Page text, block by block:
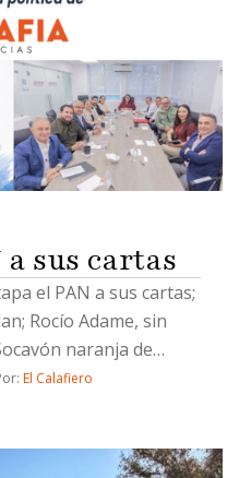
a sus cartas
el PAN a sus cartas;
Rocío Adame, sin
naranja de
El Calafiero